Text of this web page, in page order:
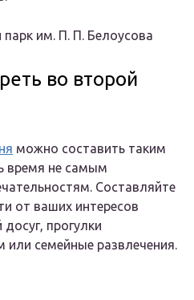
им. П. П. Белоусова
во второй
можно составить таким
время не самым
Составляйте
от ваших интересов
прогулки
или семейные развлечения.